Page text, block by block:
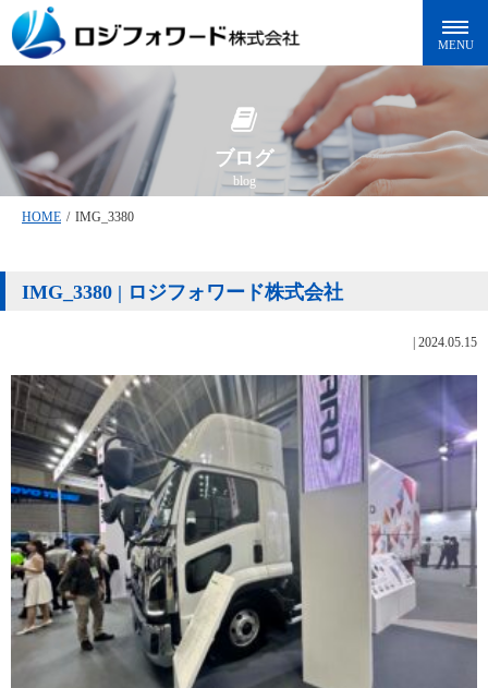
ブログ
blog
HOME / IMG_3380
IMG_3380 | ロジフォワード株式会社
2024.05.15